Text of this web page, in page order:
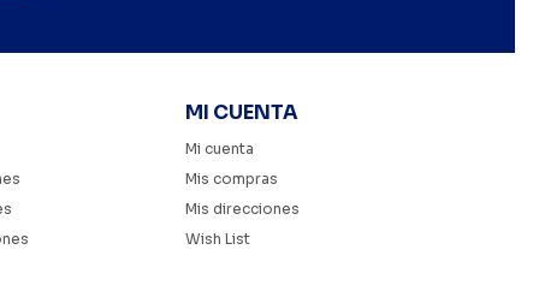
MI CUENTA
Mi cuenta
Mis compras
Mis direcciones
Wish List